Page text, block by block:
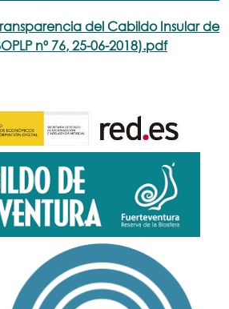
del Cabildo Insular de
nº 76, 25-06-2018).pdf